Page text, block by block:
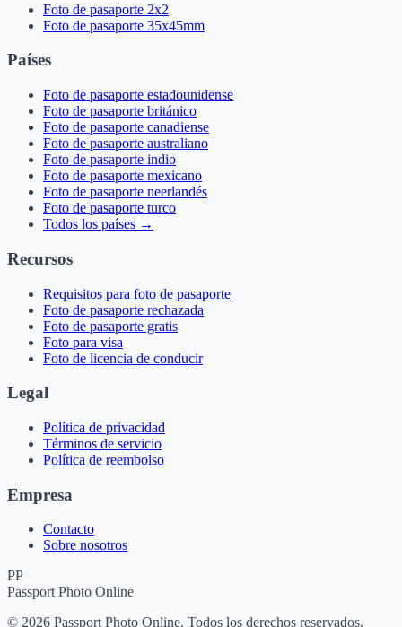
Foto de pasaporte 2x2
Foto de pasaporte 35x45mm
Países
Foto de pasaporte estadounidense
Foto de pasaporte británico
Foto de pasaporte canadiense
Foto de pasaporte australiano
Foto de pasaporte indio
Foto de pasaporte mexicano
Foto de pasaporte neerlandés
Foto de pasaporte turco
Todos los países →
Recursos
Requisitos para foto de pasaporte
Foto de pasaporte rechazada
Foto de pasaporte gratis
Foto para visa
Foto de licencia de conducir
Legal
Política de privacidad
Términos de servicio
Política de reembolso
Empresa
Contacto
Sobre nosotros
PP
Passport Photo Online
© 2026 Passport Photo Online. Todos los derechos reservados.